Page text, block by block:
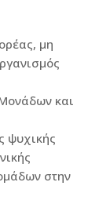
μη
και
ψυχικής
στην